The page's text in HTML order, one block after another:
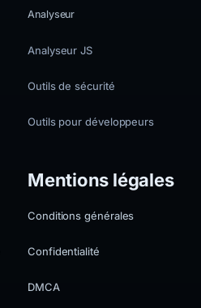
Analyseur
Analyseur JS
Outils de sécurité
Outils pour développeurs
Mentions légales
Conditions générales
Confidentialité
DMCA